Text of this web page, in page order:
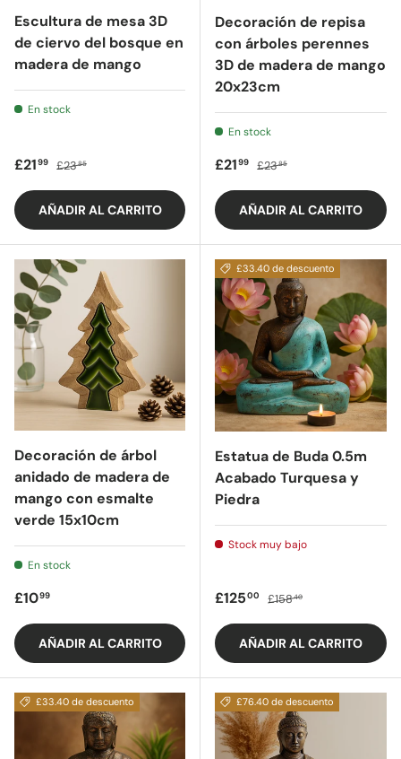
Escultura de mesa 3D
de ciervo del bosque en
madera de mango
En stock
Precio de oferta
£2199 Precio regular
£2385
AÑADIR AL CARRITO
Decoración de repisa
con árboles perennes
3D de madera de mango
20x23cm
En stock
Precio de oferta
£2199 Precio regular
£2385
AÑADIR AL CARRITO
Decoración de árbol
anidado de madera de
mango con esmalte
verde 15x10cm
En stock
Precio regular
£1099
AÑADIR AL CARRITO
£33.40 de descuento
Estatua de Buda 0.5m
Acabado Turquesa y
Piedra
Stock muy bajo
Precio de oferta
£12500 Precio regular
£15840
AÑADIR AL CARRITO
£33.40 de descuento £76.40 de descuento